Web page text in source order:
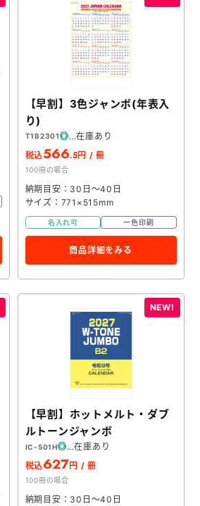
【早割】3色ジャンボ(年表入
り)
T1B2301
在庫あり
税込566.5円 / 冊
100冊の場合
納期目安：30日～40日
サイズ：771×515mm
名入れ可 一色印刷
商品詳細をみる
【早割】ホットメルト・ダブ
ルトーンジャンボ
IC-501H
在庫あり
税込627円 / 冊
100冊の場合
納期目安：30日～40日